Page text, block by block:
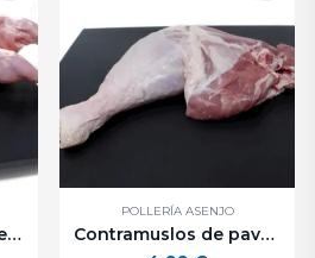
Conejo nacional entero o troceado. 1 - 1,3 kg aprox.
POLLERÍA ASENJO
Contramuslos de pavo. 500 g. aprox.